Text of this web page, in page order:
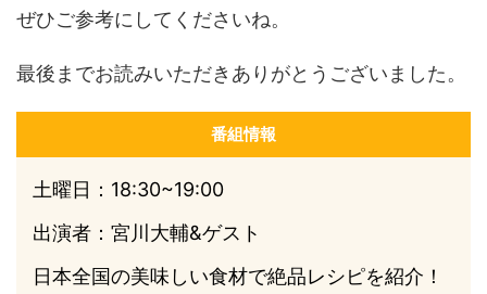
ぜひご参考にしてくださいね。
最後までお読みいただきありがとうございました。
番組情報
土曜日：18:30~19:00
出演者：宮川大輔&ゲスト
日本全国の美味しい食材で絶品レシピを紹介！